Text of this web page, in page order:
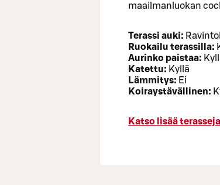
maailmanluokan
Terassi auki:
Ruokailu terassilla:
Aurinko paistaa:
Katettu: Kyllä
Lämmitys: Ei
Koiraystävällinen:
Katso lisää